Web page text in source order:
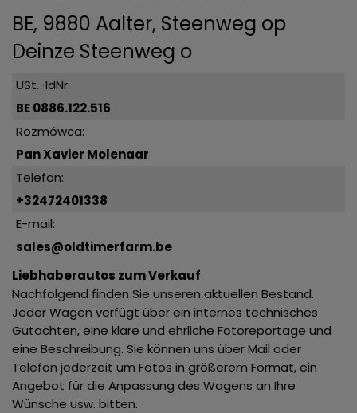
BE, 9880 Aalter, Steenweg op
Deinze Steenweg o
USt.-IdNr:
BE 0886.122.516
Rozmówca:
Pan Xavier Molenaar
Telefon:
+32472401338
E-mail:
sales@oldtimerfarm.be
Liebhaberautos zum Verkauf
Nachfolgend finden Sie unseren aktuellen Bestand.
Jeder Wagen verfügt über ein internes technisches
Gutachten, eine klare und ehrliche Fotoreportage und
eine Beschreibung. Sie können uns über Mail oder
Telefon jederzeit um Fotos in größerem Format, ein
Angebot für die Anpassung des Wagens an Ihre
Wünsche usw. bitten.